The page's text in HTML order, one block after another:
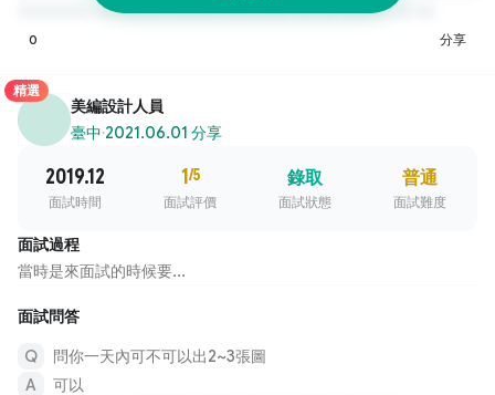
0 分享
精選
美編設計人員
臺中·2021.06.01 分享
2019.12
面試時間
1/5
面試評價
錄取
面試狀態
普通
面試難度
面試過程
當時是來面試的時候要...
面試問答
問你一天內可不可以出2~3張圖
可以